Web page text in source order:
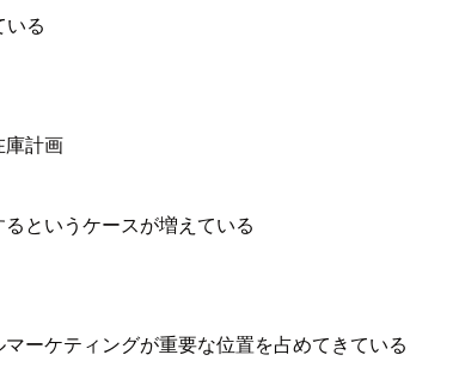
る
計画
というケースが増えている
ーケティングが重要な位置を占めてきている